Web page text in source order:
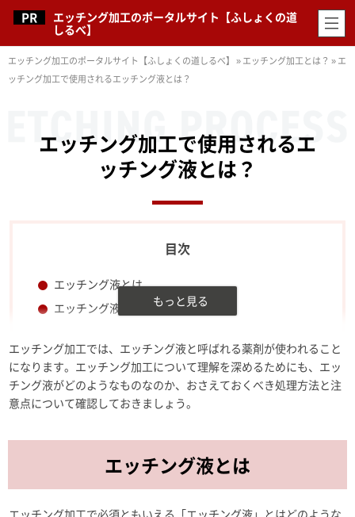
エッチング加工のポータルサイト【ふしょくの道
しるべ】
エッチング加工のポータルサイト【ふしょくの道しるべ】 »エッチング加工とは？ »エ
ッチング加工で使用されるエッチング液とは？
エッチング加工で使用されるエ
ッチング液とは？
エッチング液とは
エッチング液の処理方法と注意点
エッチング加工では、エッチング液と呼ばれる薬剤が使われること
になります。エッチング加工について理解を深めるためにも、エッ
チング液がどのようなものなのか、おさえておくべき処理方法と注
意点について確認しておきましょう。
エッチング液とは
エッチング加工で必須ともいえる「エッチング液」とはどのような